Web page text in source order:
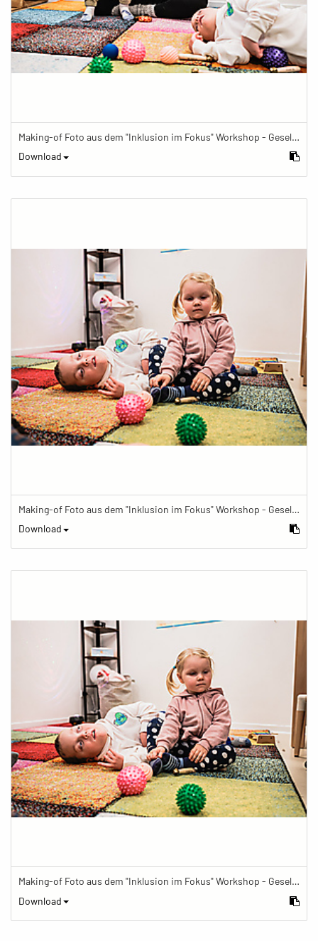
Making-of Foto aus dem "Inklusion im Fokus" Workshop - Gesellschaftsbilder.de Fotoworkshop „Inklusion im Fokus“ beim Känguru Leipzig
Download
Making-of Foto aus dem "Inklusion im Fokus" Workshop - Gesellschaftsbilder.de Fotoworkshop „Inklusion im Fokus“ beim Känguru Leipzig
Download
Making-of Foto aus dem "Inklusion im Fokus" Workshop - Gesellschaftsbilder.de Fotoworkshop „Inklusion im Fokus“ beim Känguru Leipzig
Download